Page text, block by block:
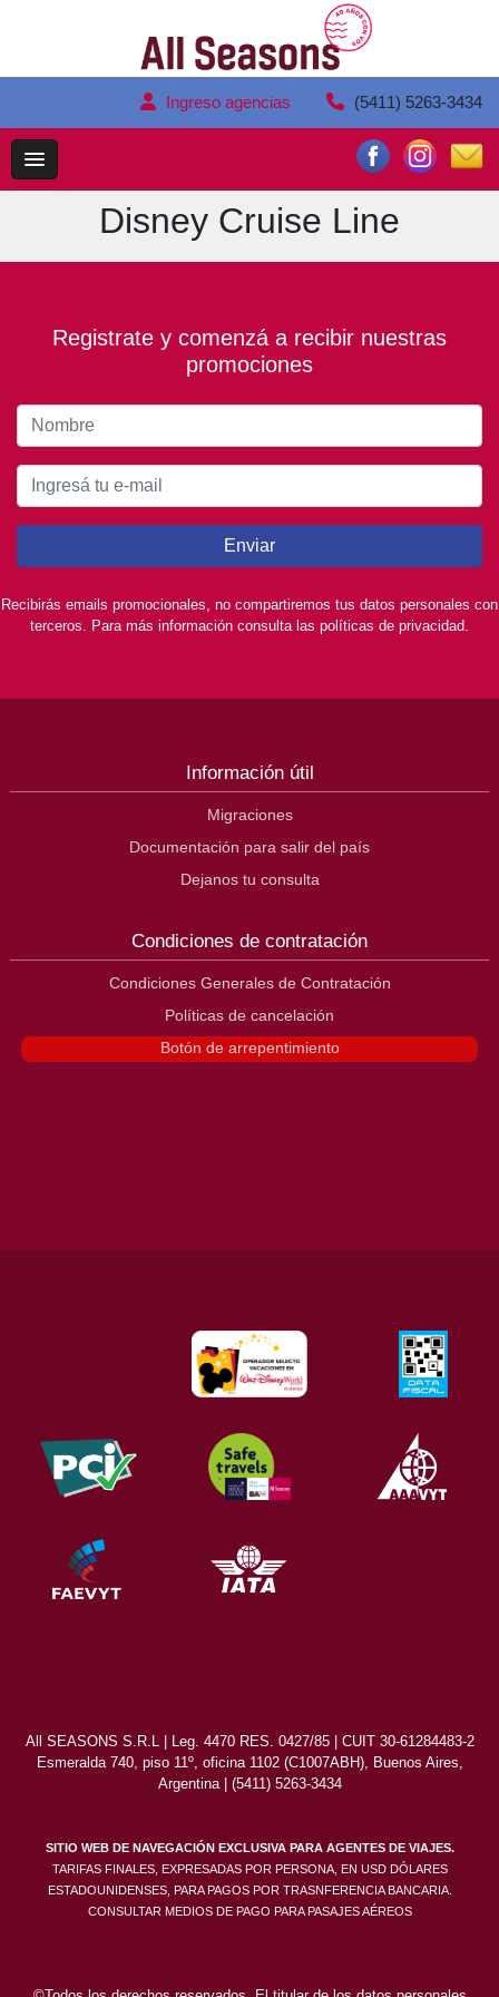
Ingreso agencias (5411) 5263-3434
Disney Cruise Line
Registrate y comenzá a recibir nuestras
promociones
Enviar
Recibirás emails promocionales, no compartiremos tus datos personales con
terceros. Para más información consulta las políticas de privacidad.
Información útil
Migraciones
Documentación para salir del país
Dejanos tu consulta
Condiciones de contratación
Condiciones Generales de Contratación
Políticas de cancelación
Botón de arrepentimiento
All SEASONS S.R.L | Leg. 4470 RES. 0427/85 | CUIT 30-61284483-2
Esmeralda 740, piso 11º, oficina 1102 (C1007ABH), Buenos Aires,
Argentina | (5411) 5263-3434
SITIO WEB DE NAVEGACIÓN EXCLUSIVA PARA AGENTES DE VIAJES.
TARIFAS FINALES, EXPRESADAS POR PERSONA, EN USD DÓLARES
ESTADOUNIDENSES, PARA PAGOS POR TRASNFERENCIA BANCARIA.
CONSULTAR MEDIOS DE PAGO PARA PASAJES AÉREOS